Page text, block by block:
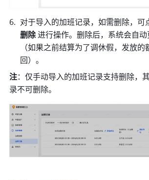
删除 进行操作。删除后，系统会自
（如果之前结算为了调休假，发放
回）。
注：仅手动导入的加班记录支持删除，
录不可删除。